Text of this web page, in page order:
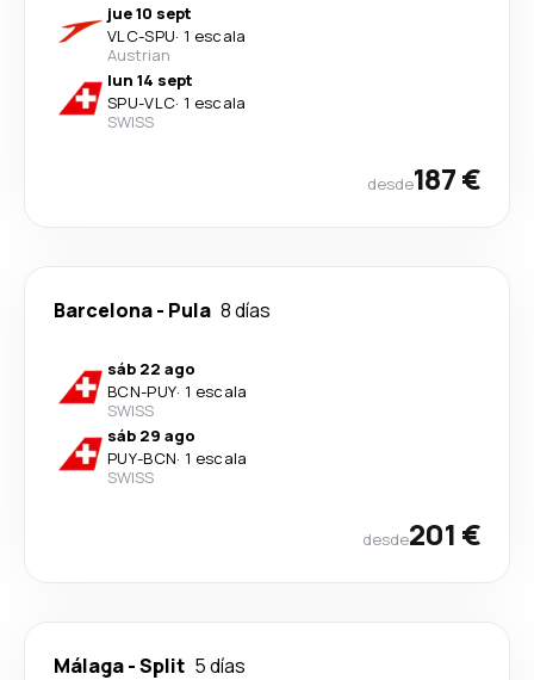
jue 10 sept
VLC-SPU· 1 escala
Austrian
lun 14 sept
SPU-VLC· 1 escala
SWISS
desde187 €
Barcelona- Pula 8 días
sáb 22 ago
BCN-PUY· 1 escala
SWISS
sáb 29 ago
PUY-BCN· 1 escala
SWISS
desde201 €
Málaga-Split 5 días